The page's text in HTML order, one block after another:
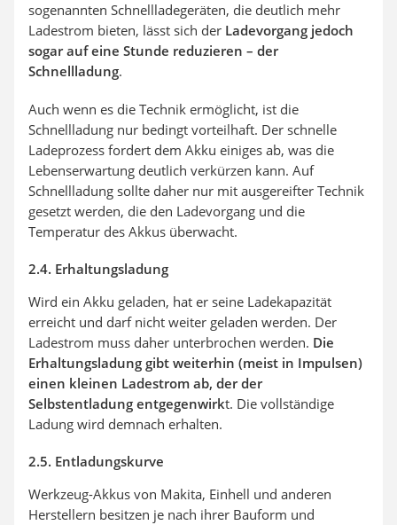
sogenannten Schnellladegeräten, die deutlich mehr
Ladestrom bieten, lässt sich der Ladevorgang jedoch
sogar auf eine Stunde reduzieren – der
Schnellladung.
Auch wenn es die Technik ermöglicht, ist die
Schnellladung nur bedingt vorteilhaft. Der schnelle
Ladeprozess fordert dem Akku einiges ab, was die
Lebenserwartung deutlich verkürzen kann. Auf
Schnellladung sollte daher nur mit ausgereifter Technik
gesetzt werden, die den Ladevorgang und die
Temperatur des Akkus überwacht.
2.4. Erhaltungsladung
Wird ein Akku geladen, hat er seine Ladekapazität
erreicht und darf nicht weiter geladen werden. Der
Ladestrom muss daher unterbrochen werden. Die
Erhaltungsladung gibt weiterhin (meist in Impulsen)
einen kleinen Ladestrom ab, der der
Selbstentladung entgegenwirkt. Die vollständige
Ladung wird demnach erhalten.
2.5. Entladungskurve
Werkzeug-Akkus von Makita, Einhell und anderen
Herstellern besitzen je nach ihrer Bauform und